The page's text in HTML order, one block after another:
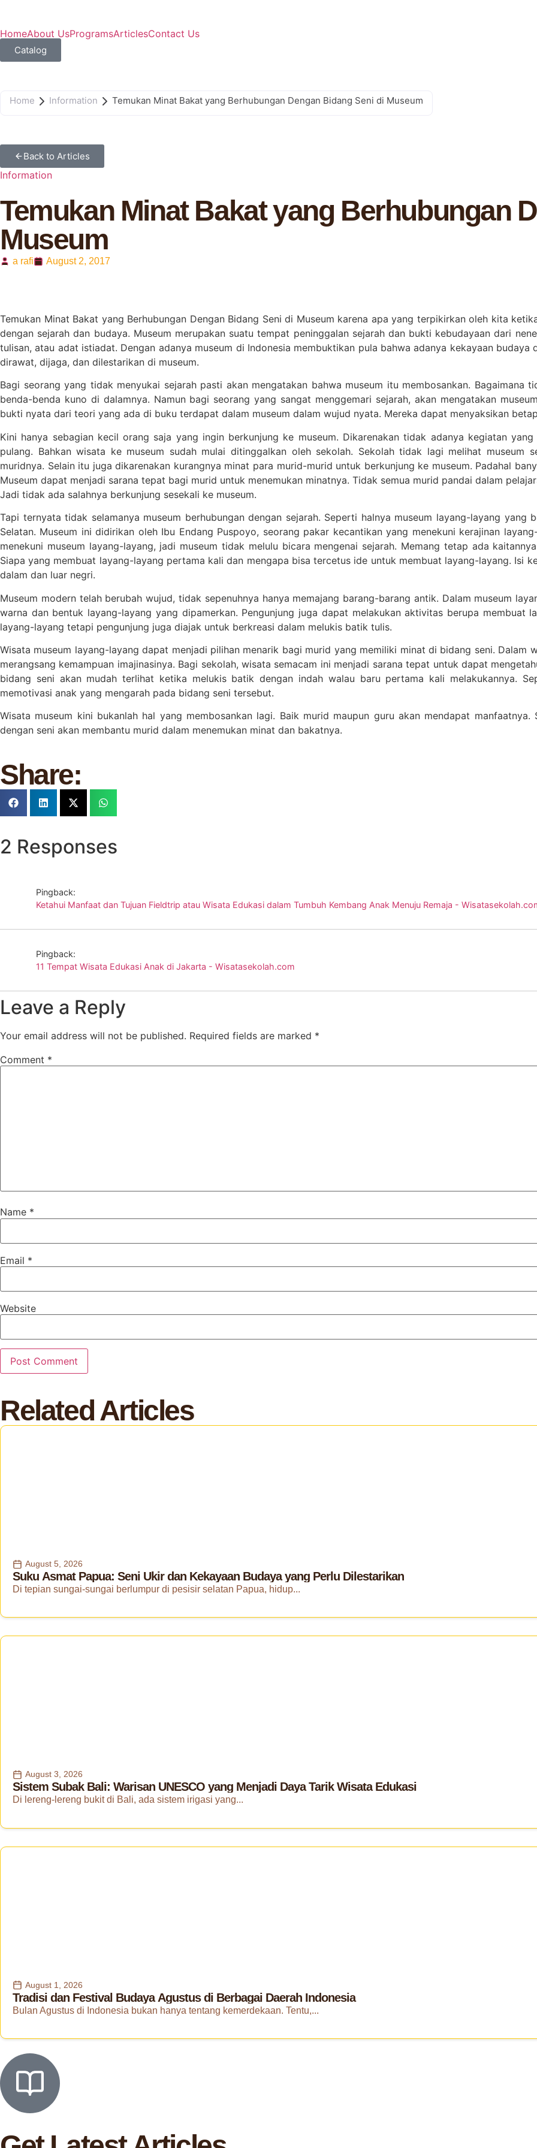
HomeAbout UsProgramsArticlesContact Us
Catalog
Home Information Temukan Minat Bakat yang Berhubungan Dengan Bidang Seni di Museum
Back to Articles
Information
Temukan Minat Bakat yang Berhubungan
Museum
a rafi August 2, 2017
Temukan Minat Bakat yang Berhubungan Dengan Bidang Seni di Museum karena apa yang terpikirkan oleh kita
dengan sejarah dan budaya. Museum merupakan suatu tempat peninggalan sejarah dan bukti kebudayaan dari
tulisan, atau adat istiadat. Dengan adanya museum di Indonesia membuktikan pula bahwa adanya kekayaan
dirawat, dijaga, dan dilestarikan di museum.
Bagi seorang yang tidak menyukai sejarah pasti akan mengatakan bahwa museum itu membosankan. Bagaimana
benda-benda kuno di dalamnya. Namun bagi seorang yang sangat menggemari sejarah, akan mengatakan
bukti nyata dari teori yang ada di buku terdapat dalam museum dalam wujud nyata. Mereka dapat menyaksikan
Kini hanya sebagian kecil orang saja yang ingin berkunjung ke museum. Dikarenakan tidak adanya kegiatan
pulang. Bahkan wisata ke museum sudah mulai ditinggalkan oleh sekolah. Sekolah tidak lagi melihat museum
muridnya. Selain itu juga dikarenakan kurangnya minat para murid-murid untuk berkunjung ke museum. Padahal
Museum dapat menjadi sarana tepat bagi murid untuk menemukan minatnya. Tidak semua murid pandai dalam
Jadi tidak ada salahnya berkunjung sesekali ke museum.
Tapi ternyata tidak selamanya museum berhubungan dengan sejarah. Seperti halnya museum layang-layang
Selatan. Museum ini didirikan oleh Ibu Endang Puspoyo, seorang pakar kecantikan yang menekuni kerajinan
menekuni museum layang-layang, jadi museum tidak melulu bicara mengenai sejarah. Memang tetap ada
Siapa yang membuat layang-layang pertama kali dan mengapa bisa tercetus ide untuk membuat layang-layang. Isi
dalam dan luar negri.
Museum modern telah berubah wujud, tidak sepenuhnya hanya memajang barang-barang antik. Dalam museum
warna dan bentuk layang-layang yang dipamerkan. Pengunjung juga dapat melakukan aktivitas berupa membuat
layang-layang tetapi pengunjung juga diajak untuk berkreasi dalam melukis batik tulis.
Wisata museum layang-layang dapat menjadi pilihan menarik bagi murid yang memiliki minat di bidang seni. Dalam
merangsang kemampuan imajinasinya. Bagi sekolah, wisata semacam ini menjadi sarana tepat untuk dapat
bidang seni akan mudah terlihat ketika melukis batik dengan indah walau baru pertama kali melakukannya.
memotivasi anak yang mengarah pada bidang seni tersebut.
Wisata museum kini bukanlah hal yang membosankan lagi. Baik murid maupun guru akan mendapat
dengan seni akan membantu murid dalam menemukan minat dan bakatnya.
Share:
2 Responses
Pingback:
Ketahui Manfaat dan Tujuan Fieldtrip atau Wisata Edukasi dalam Tumbuh Kembang Anak Menuju Remaja -
Pingback:
11 Tempat Wisata Edukasi Anak di Jakarta - Wisatasekolah.com
Leave a Reply
Your email address will not be published. Required fields are marked *
Comment *
Name *
Email *
Website
Related Articles
August 5, 2026
Suku Asmat Papua: Seni Ukir dan Kekayaan Budaya yang Perlu Dilestarikan
Di tepian sungai-sungai berlumpur di pesisir selatan Papua, hidup...
August 3, 2026
Sistem Subak Bali: Warisan UNESCO yang Menjadi Daya Tarik Wisata Edukasi
Di lereng-lereng bukit di Bali, ada sistem irigasi yang...
August 1, 2026
Tradisi dan Festival Budaya Agustus di Berbagai Daerah Indonesia
Bulan Agustus di Indonesia bukan hanya tentang kemerdekaan. Tentu,...